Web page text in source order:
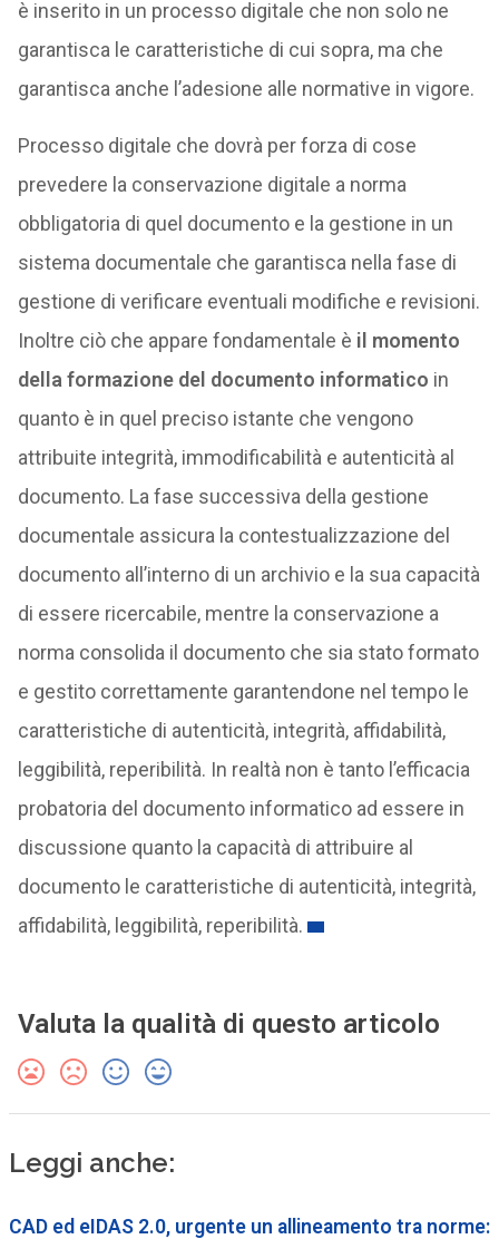
è inserito in un processo digitale che non solo ne
garantisca le caratteristiche di cui sopra, ma che
garantisca anche l’adesione alle normative in vigore.
Processo digitale che dovrà per forza di cose
prevedere la conservazione digitale a norma
obbligatoria di quel documento e la gestione in un
sistema documentale che garantisca nella fase di
gestione di verificare eventuali modifiche e revisioni.
Inoltre ciò che appare fondamentale è il momento
della formazione del documento informatico in
quanto è in quel preciso istante che vengono
attribuite integrità, immodificabilità e autenticità al
documento. La fase successiva della gestione
documentale assicura la contestualizzazione del
documento all’interno di un archivio e la sua capacità
di essere ricercabile, mentre la conservazione a
norma consolida il documento che sia stato formato
e gestito correttamente garantendone nel tempo le
caratteristiche di autenticità, integrità, affidabilità,
leggibilità, reperibilità. In realtà non è tanto l’efficacia
probatoria del documento informatico ad essere in
discussione quanto la capacità di attribuire al
documento le caratteristiche di autenticità, integrità,
affidabilità, leggibilità, reperibilità.
Valuta la qualità di questo articolo
Leggi anche:
CAD ed eIDAS 2.0, urgente un allineamento tra norme: